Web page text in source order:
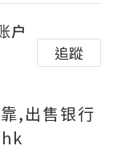
户
追蹤
,出售银行